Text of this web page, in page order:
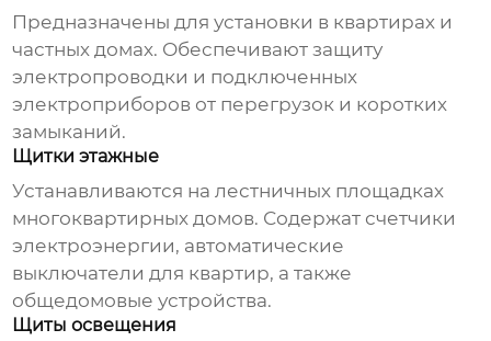
Предназначены для установки в квартирах и
частных домах. Обеспечивают защиту
электропроводки и подключенных
электроприборов от перегрузок и коротких
замыканий.
Щитки этажные
Устанавливаются на лестничных площадках
многоквартирных домов. Содержат счетчики
электроэнергии, автоматические
выключатели для квартир, а также
общедомовые устройства.
Щиты освещения